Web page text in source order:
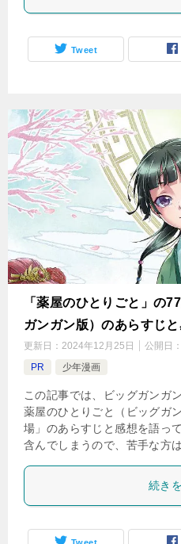
Tweet
「薬屋のひとりごと」の
ガンガン版）のあらすじ
更新日： 2024年12月25日 公開日：
PR
少年漫画
この記事では、ビッグガンガ
薬屋のひとりごと（ビッグガ
場」のあらすじと感想を語っ
含んでしまうので、苦手な方
続き